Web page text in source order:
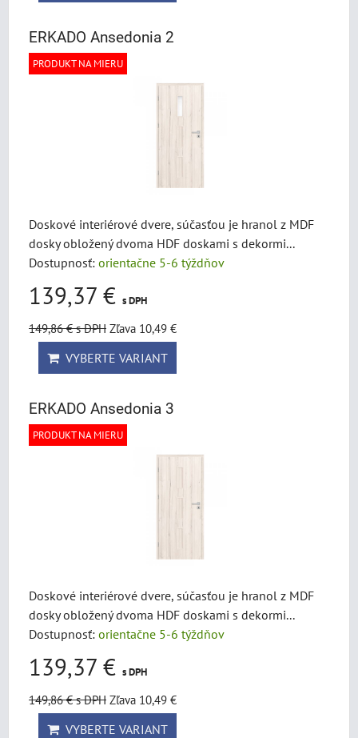
ERKADO Ansedonia 2
PRODUKT NA MIERU
Doskové interiérové dvere, súčasťou je hranol z MDF
dosky obložený dvoma HDF doskami s dekormi...
Dostupnosť: orientačne 5-6 týždňov
139,37 € s DPH
149,86 €s DPH Zľava 10,49 €
VYBERTE VARIANT
ERKADO Ansedonia 3
PRODUKT NA MIERU
Doskové interiérové dvere, súčasťou je hranol z MDF
dosky obložený dvoma HDF doskami s dekormi...
Dostupnosť: orientačne 5-6 týždňov
139,37 € s DPH
149,86 €s DPH Zľava 10,49 €
VYBERTE VARIANT